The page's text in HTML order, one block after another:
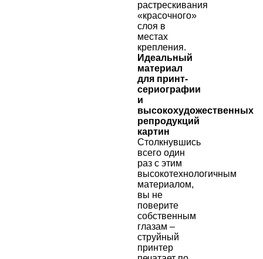
растрескивания
«красочного»
слоя в
местах
крепления.
Идеальный
материал
для принт-
сериографии
и
высокохудожественных
репродукций
картин
Столкнувшись
всего один
раз с этим
высокотехнологичным
материалом,
вы не
поверите
собственным
глазам –
струйный
принтер